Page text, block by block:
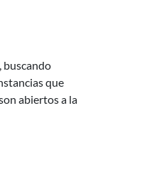
buscando
que
abiertos a la